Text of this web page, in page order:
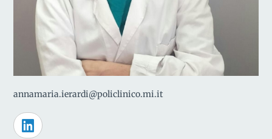
annamaria.ierardi@policlinico.mi.it